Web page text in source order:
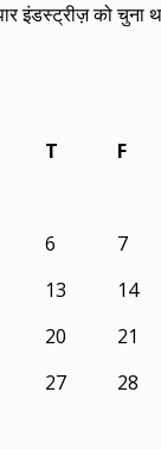
इंडस्ट्रीज़ को चुना
T F
6 7
13 14
20 21
27 28